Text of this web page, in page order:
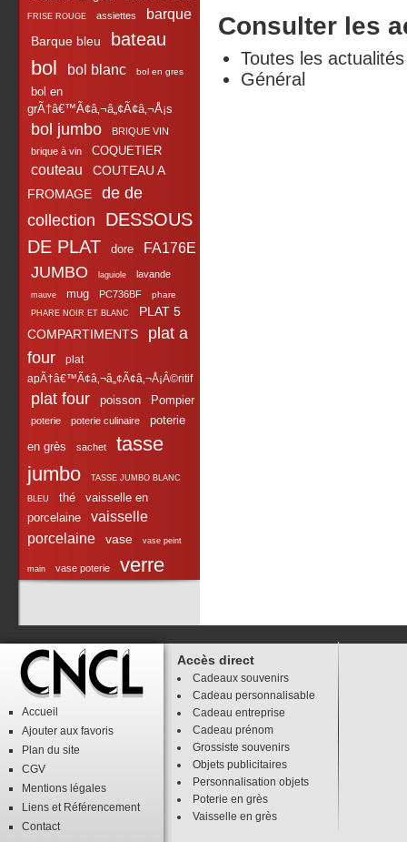
Consulter les
Toutes les actualités
Général
FRISE ROUGE assiettes barque
Barque bleu bateau
bol bol blanc bol en gres
bol en
grÃ†â€™Ã¢â‚¬â„¢Ã¢â‚¬Å¡s
bol jumbo
BRIQUE VIN
brique à vin
COQUETIER
couteau
COUTEAU A
FROMAGE
de de
collection
DESSOUS
DE PLAT
dore FA176E
JUMBO laguiole lavande
mauve mug PC736BF phare
PHARE NOIR ET BLANC
PLAT 5
COMPARTIMENTS
plat a
four
plat
apÃ†â€™Ã¢â‚¬â„¢Ã¢â‚¬Å¡Â©ritif
plat four poisson Pompier
poterie poterie culinaire
poterie
en grès
sachet
tasse
jumbo
TASSE JUMBO BLANC
BLEU thé
vaisselle en
porcelaine
vaisselle
porcelaine
vase vase peint
main vase poterie verre
Accueil
Ajouter aux favoris
Plan du site
CGV
Mentions légales
Liens et Référencement
Contact
Accès direct
Cadeaux souvenirs
Cadeau personnalisable
Cadeau entreprise
Cadeau prénom
Grossiste souvenirs
Objets publicitaires
Personnalisation objets
Poterie en grès
Vaisselle en grès